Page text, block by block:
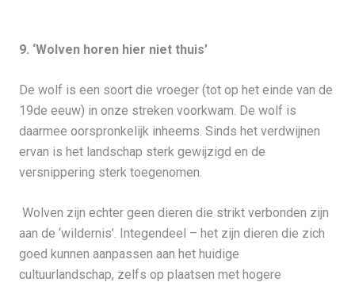
9. ‘Wolven horen hier niet thuis’
De wolf is een soort die vroeger (tot op het einde van de
19de eeuw) in onze streken voorkwam. De wolf is
daarmee oorspronkelijk inheems. Sinds het verdwijnen
ervan is het landschap sterk gewijzigd en de
versnippering sterk toegenomen.
Wolven zijn echter geen dieren die strikt verbonden zijn
aan de ‘wildernis’. Integendeel – het zijn dieren die zich
goed kunnen aanpassen aan het huidige
cultuurlandschap, zelfs op plaatsen met hogere